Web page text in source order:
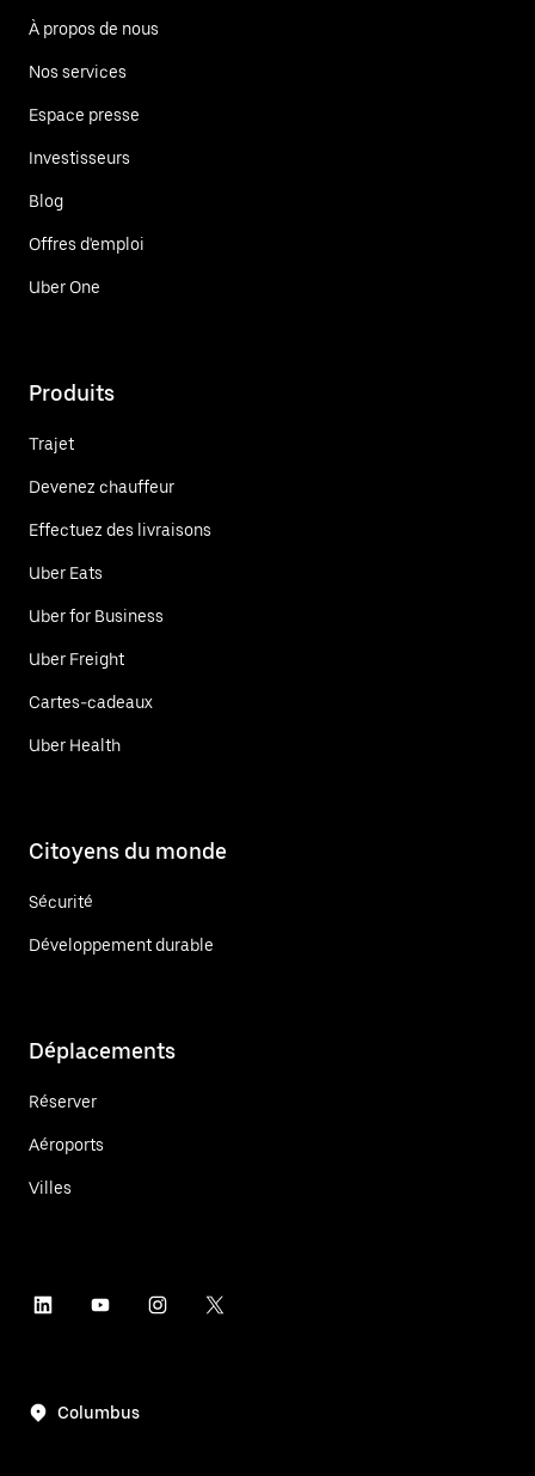
À propos de nous
Nos services
Espace presse
Investisseurs
Blog
Offres d'emploi
Uber One
Produits
Trajet
Devenez chauffeur
Effectuez des livraisons
Uber Eats
Uber for Business
Uber Freight
Cartes-cadeaux
Uber Health
Citoyens du monde
Sécurité
Développement durable
Déplacements
Réserver
Aéroports
Villes
Columbus